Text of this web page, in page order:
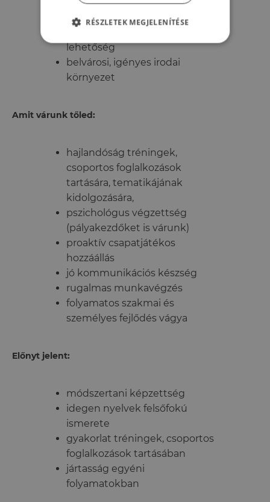
budapesti helyszínen
lehetőség
belvárosi, igényes irodai
környezet
Amit várunk tőled:
hajlandóság tréningek,
csoportos foglalkozások
tartására, tematikájának
kidolgozására,
pszichológus végzettség
(pályakezdőket is várunk)
proaktív csapatjátékos
hozzáállás
jó kommunikációs készség
rugalmas munkavégzés
folyamatos szakmai és
személyes fejlődés vágya
Előnyt jelent:
módszertani képzettség
idegen nyelvek felsőfokú
ismerete
gyakorlat tréningek, csoportos
foglalkozások tartásában
jártasság egyéni
folyamatokban
RÉSZLETEK MEGJELENÍTÉSE